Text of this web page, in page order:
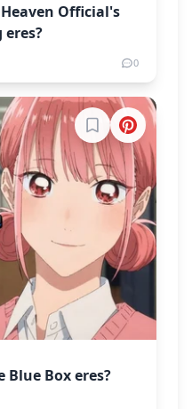
Official's
eres?
0
Inicia sesión
Blue Box eres?